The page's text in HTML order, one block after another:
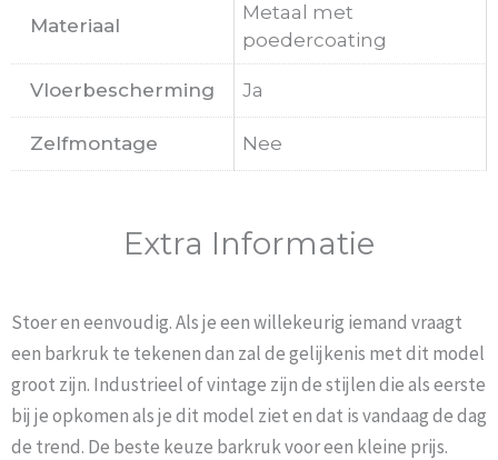
Materiaal
Metaal met
poedercoating
Vloerbescherming Ja
Zelfmontage Nee
Extra Informatie
Stoer en eenvoudig. Als je een willekeurig iemand vraagt
een barkruk te tekenen dan zal de gelijkenis met dit model
groot zijn. Industrieel of vintage zijn de stijlen die als eerste
bij je opkomen als je dit model ziet en dat is vandaag de dag
de trend. De beste keuze barkruk voor een kleine prijs.